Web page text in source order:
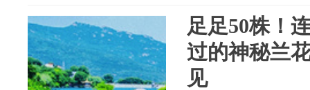
足足50株！
过的神秘兰
见